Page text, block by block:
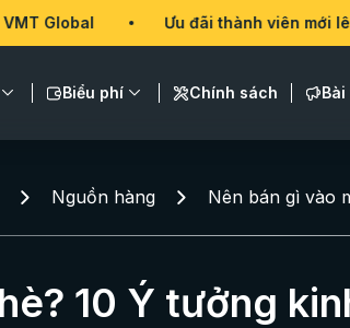
Ưu đãi thành viên mới lên đến 50%
Biểu phí Chính sách Bài
Nguồn hàng Nên bán gì vào
10 Ý tưởng